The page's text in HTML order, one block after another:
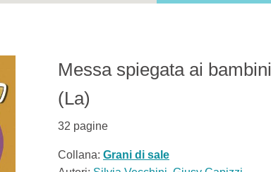
Messa spiegata ai bambini
(La)
32 pagine
Collana: Grani di sale